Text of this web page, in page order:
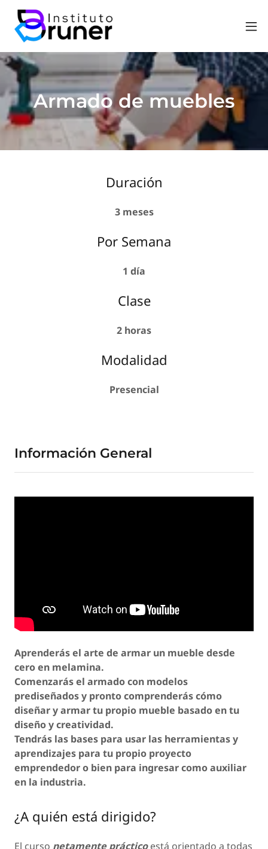
Armado de muebles
Duración
3 meses
Por Semana
1 día
Clase
2 horas
Modalidad
Presencial
Información General
Aprenderás el arte de armar un mueble desde
cero en melamina.
Comenzarás el armado con modelos
prediseñados y pronto comprenderás cómo
diseñar y armar tu propio mueble basado en tu
diseño y creatividad.
Tendrás las bases para usar las herramientas y
aprendizajes para tu propio proyecto
emprendedor o bien para ingresar como auxiliar
en la industria.
¿A quién está dirigido?
El curso netamente prácticoestá orientado a todas